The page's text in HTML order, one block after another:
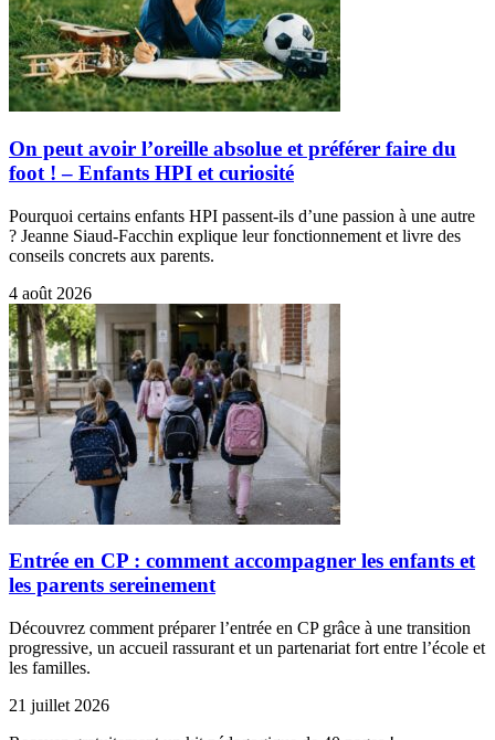
On peut avoir l’oreille absolue et préférer faire du
foot ! – Enfants HPI et curiosité
Pourquoi certains enfants HPI passent-ils d’une passion à une autre
? Jeanne Siaud-Facchin explique leur fonctionnement et livre des
conseils concrets aux parents.
4 août 2026
Entrée en CP : comment accompagner les enfants et
les parents sereinement
Découvrez comment préparer l’entrée en CP grâce à une transition
progressive, un accueil rassurant et un partenariat fort entre l’école et
les familles.
21 juillet 2026